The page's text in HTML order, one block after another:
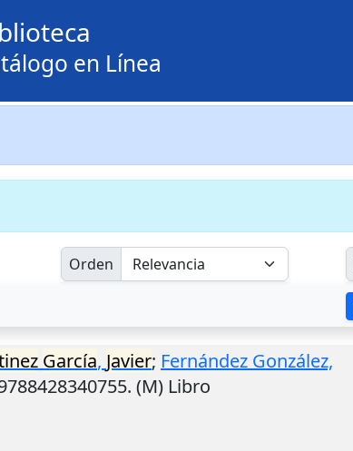
en Línea
Orden
García, Javier; Fernández González,
(M) Libro